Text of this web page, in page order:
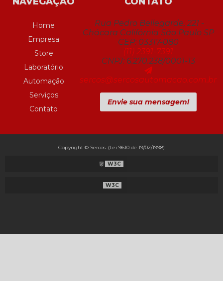
Home
Empresa
Store
Laboratório
Automação
Serviços
Contato
Rua Pedro Bellegarde, 221 -
Chácara Califórnia São Paulo SP
CEP: 03317-080
(11) 2391-7391
CNPJ: 6.270.238/0001-13
sercos@sercosautomacao.com.br
Envie sua mensagem!
Copyright © Sercos. (Lei 9610 de 19/02/1998)
W3C
W3C